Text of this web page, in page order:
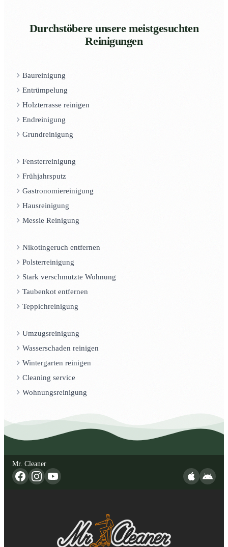
Durchstöbere unsere meistgesuchten
Reinigungen
Baureinigung
Entrümpelung
Holzterrasse reinigen
Endreinigung
Grundreinigung
Fensterreinigung
Frühjahrsputz
Gastronomiereinigung
Hausreinigung
Messie Reinigung
Nikotingeruch entfernen
Polsterreinigung
Stark verschmutzte Wohnung
Taubenkot entfernen
Teppichreinigung
Umzugsreinigung
Wasserschaden reinigen
Wintergarten reinigen
Cleaning service
Wohnungsreinigung
Mr. Cleaner